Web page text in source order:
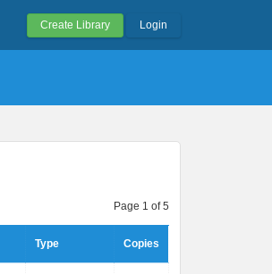
Create Library Login
Page 1 of 5
Type Copies